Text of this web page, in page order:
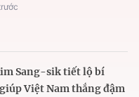
Sang-sik tiết lộ bí
Việt Nam thắng đậm